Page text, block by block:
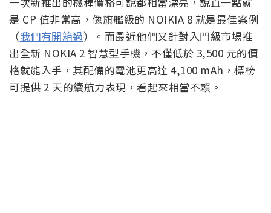
是 CP 值非常高，像旗艦級的 NOIKIA 8 就是最佳案例
（我們有開箱過）。而最近他們又針對入門級市場推
出全新 NOKIA 2 智慧型手機，不僅低於 3,500 元的價
格就能入手，其配備的電池更高達 4,100 mAh，標榜
可提供 2 天的續航力表現，看起來相當不賴。